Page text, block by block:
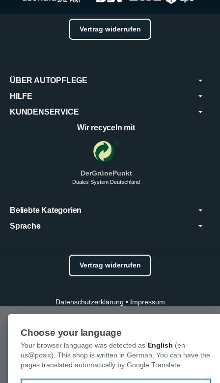
Vertrag widerrufen
ÜBER AUTOPFLEGE
HILFE
KUNDENSERVICE
Wir recyceln mit
DerGrünePunkt
Duales System Deutschland
Beliebte Kategorien
Sprache
Vertrag widerrufen
Datenschutzerklärung • Impressum
Choose your language
Your browser language was detected as English (en-
us@posix). This shop is written in German. You can have the
pages translated automatically by Google Translate.